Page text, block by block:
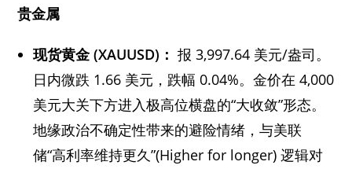
贵金属
现货黄金 (XAUUSD) ： 报 3,997.64 美元/盎司。
日内微跌 1.66 美元，跌幅 0.04%。金价在 4,000
美元大关下方进入极高位横盘的“大收敛”形态。
地缘政治不确定性带来的避险情绪，与美联
储“高利率维持更久”(Higher for longer) 逻辑对